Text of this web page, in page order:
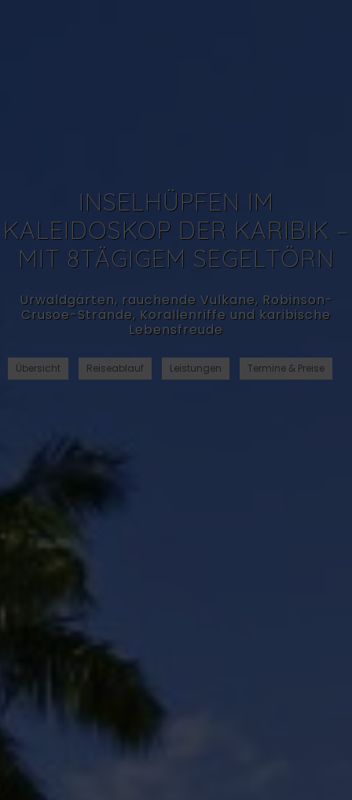
INSELHÜPFEN IM
KALEIDOSKOP DER KARIBIK –
MIT 8TÄGIGEM SEGELTÖRN
Urwaldgärten, rauchende Vulkane, Robinson-
Crusoe-Strände, Korallenriffe und karibische
Lebensfreude
Übersicht Reiseablauf Leistungen Termine & Preise